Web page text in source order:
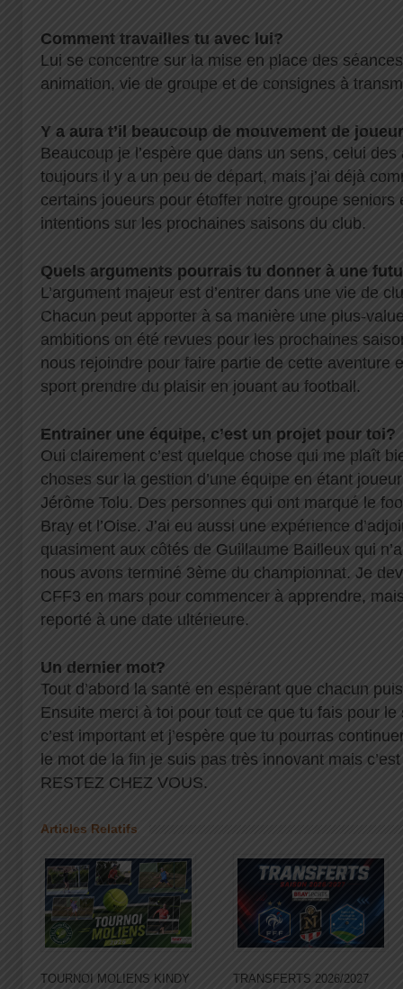
Comment travailles tu avec lui?
Lui se concentre sur la mise en place des
animation, vie de groupe et de consignes à
Y a aura t’il beaucoup de mouvement de
Beaucoup je l’espère que dans un sens, celui
toujours il y a un peu de départ, mais j’ai déjà
certains joueurs pour étoffer notre groupe seniors
intentions sur les prochaines saisons du club.
Quels arguments pourrais tu donner à une
L’argument majeur est d’entrer dans une vie de
Chacun peut apporter à sa manière une plus-
ambitions on été revues pour les prochaines
nous rejoindre pour faire partie de cette aventure
sport prendre du plaisir en jouant au football.
Entrainer une équipe, c’est un projet pour toi?
Oui clairement c’est quelque chose qui me plaît
choses sur la gestion d’une équipe en étant
Jérôme Tolu. Des personnes qui ont marqué le
Bray et l’Oise. J’ai eu aussi une expérience
quasiment aux côtés de Guillaume Bailleux qui
nous avons terminé 3ème du championnat. Je
CFF3 en mars pour commencer à apprendre,
reporté à une date ultérieure.
Un dernier mot?
Tout d’abord la santé en espérant que chacun
Ensuite merci à toi pour tout ce que tu fais pour
c’est important et j’espère que tu pourras
le mot de la fin je suis pas très innovant mais
RESTEZ CHEZ VOUS.
Articles Relatifs
TOURNOI MOLIENS KINDY
TRANSFERTS 2026/2027